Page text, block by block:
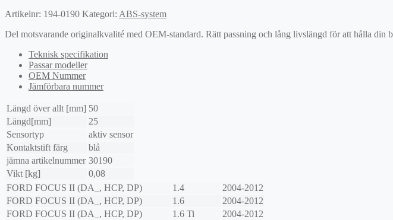
Artikelnr: 194-0190 Kategori: ABS-system
Del motsvarande originalkvalité med OEM-standard. Rätt passning och lång livslängd för att hålla din
Teknisk specifikation
Passar modeller
OEM Nummer
Jämförbara nummer
Längd över allt [mm] 50
Längd[mm]
25
Sensortyp
aktiv sensor
Kontaktstift färg
blå
jämna artikelnummer 30190
Vikt [kg]
0,08
FORD FOCUS II (DA_, HCP, DP) 1.4
2004-2012
FORD FOCUS II (DA_, HCP, DP) 1.6
2004-2012
FORD FOCUS II (DA_, HCP, DP) 1.6 Ti
2004-2012